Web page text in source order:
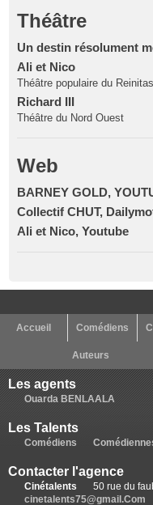
Théâtre
Un destin résolument
Ali et Nico
Théâtre populaire du Reinitas
Richard III
Théâtre du Nord Ouest
Web
BARNEY GOLD,
Collectif CHUT,
Ali et Nico, Youtube
Accueil Comédiens
Auteurs
Les agents
Ouarda BENLAALA
Les Talents
Comédiens
Contacter l'agence
Cinétalents 50 rue du
cinetalents75@gmail.Com